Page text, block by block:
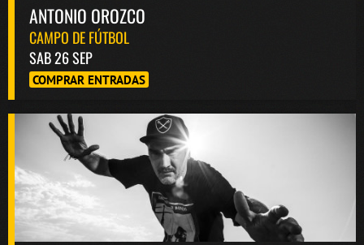
ANTONIO OROZCO
CAMPO DE FÚTBOL
SAB 26 SEP
COMPRAR ENTRADAS